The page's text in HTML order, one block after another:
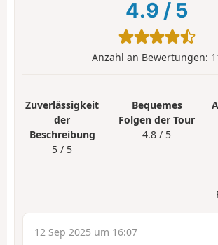
4.9 / 5
Anzahl an Bewertungen:
Zuverlässigkeit
der
Beschreibung
5 / 5
Bequemes
Folgen der Tour
4.8 / 5
12 Sep 2025 um 16:07